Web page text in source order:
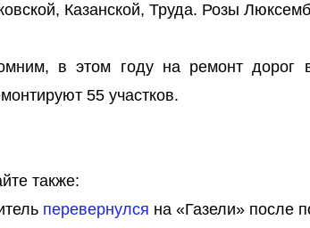
Казанской, Труда. Розы
в этом году на ремонт
55 участков.
также:
перевернулся на «Газели» после